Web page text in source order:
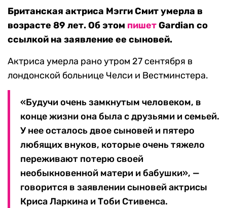
Британская актриса Мэгги Смит умерла в
возрасте 89 лет. Об этом пишетGardian со
ссылкой на заявление ее сыновей.
Актриса умерла рано утром 27 сентября в
лондонской больнице Челси и Вестминстера.
«Будучи очень замкнутым человеком, в
конце жизни она была с друзьями и семьей.
У нее осталось двое сыновей и пятеро
любящих внуков, которые очень тяжело
переживают потерю своей
необыкновенной матери и бабушки», —
говорится в заявлении сыновей актрисы
Криса Ларкина и Тоби Стивенса.